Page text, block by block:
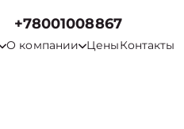
+78001008867
О компании ЦеныКонтакты